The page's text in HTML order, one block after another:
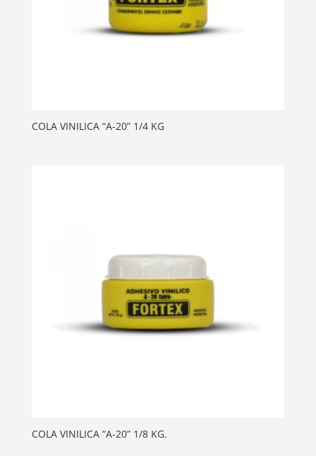
COLA VINILICA “A-20” 1/4 KG
COLA VINILICA “A-20” 1/8 KG.